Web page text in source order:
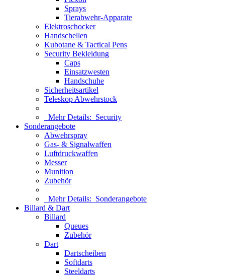
Sprays
Tierabwehr-Apparate
Elektroschocker
Handschellen
Kubotane & Tactical Pens
Security Bekleidung
Caps
Einsatzwesten
Handschuhe
Sicherheitsartikel
Teleskop Abwehrstock
Mehr Details: Security
Sonderangebote
Abwehrspray
Gas- & Signalwaffen
Luftdruckwaffen
Messer
Munition
Zubehör
Mehr Details: Sonderangebote
Billard & Dart
Billard
Queues
Zubehör
Dart
Dartscheiben
Softdarts
Steeldarts